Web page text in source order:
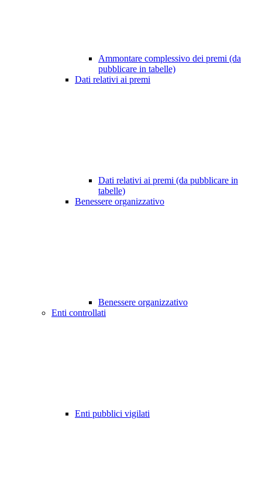
Ammontare complessivo dei premi (da
pubblicare in tabelle)
Dati relativi ai premi
Dati relativi ai premi (da pubblicare in
tabelle)
Benessere organizzativo
Benessere organizzativo
Enti controllati
Enti pubblici vigilati